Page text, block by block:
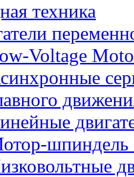
техника
Voltage
шпиндель